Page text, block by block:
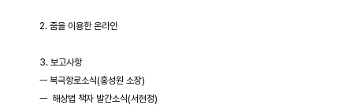
2. 줌을 이용한 온라인
3. 보고사항
ㅡ 북극항로소식(홍성원 소장)
ㅡ 해상법 책자 발간소식(서현정)